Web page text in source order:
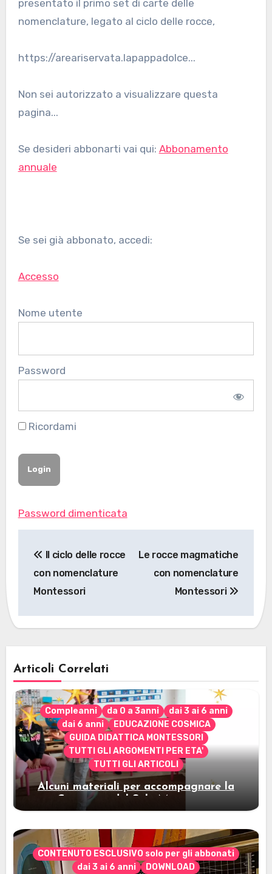
presentato il primo set di carte delle
nomenclature, legato al ciclo delle rocce,
https://areariservata.lapappadolce...
Non sei autorizzato a visualizzare questa
pagina...
Se desideri abbonarti vai qui: Abbonamento
annuale
Se sei già abbonato, accedi:
Accesso
Nome utente
Password
Ricordami
Password dimenticata
articoli
Il ciclo delle rocce
con nomenclature
Montessori
Le rocce magmatiche
con nomenclature
Montessori
Articoli Correlati
Compleanni da 0 a 3anni
dai 3 ai 6 anni
dai 6 anni
EDUCAZIONE COSMICA
GUIDA DIDATTICA MONTESSORI
TUTTI GLI ARGOMENTI PER ETA'
TUTTI GLI ARTICOLI
Alcuni materiali per accompagnare la
Cerimonia del Sole Montessori
CONTENUTO ESCLUSIVO solo per gli abbonati
dai 3 ai 6 anni
DOWNLOAD